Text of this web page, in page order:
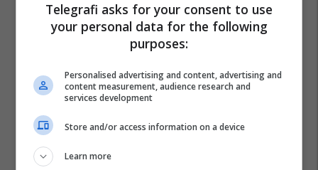
Telegrafi asks for your consent to use
your personal data for the following
purposes:
Personalised advertising and content, advertising and
content measurement, audience research and
services development
Store and/or access information on a device
Learn more